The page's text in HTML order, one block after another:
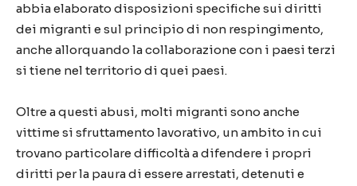
abbia elaborato disposizioni specifiche sui diritti
dei migranti e sul principio di non respingimento,
anche allorquando la collaborazione con i paesi terzi
si tiene nel territorio di quei paesi.
Oltre a questi abusi, molti migranti sono anche
vittime si sfruttamento lavorativo, un ambito in cui
trovano particolare difficoltà a difendere i propri
diritti per la paura di essere arrestati, detenuti e